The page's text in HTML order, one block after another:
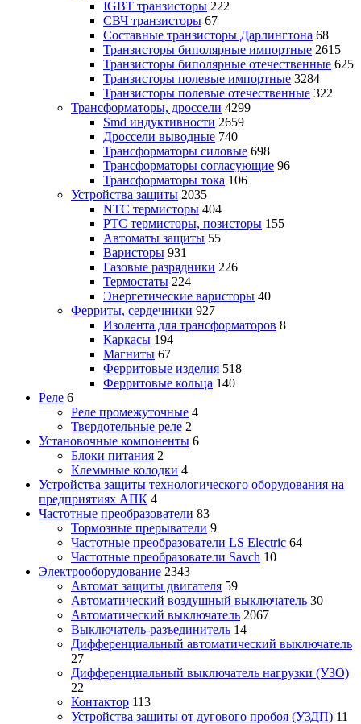
IGBT транзисторы 222
СВЧ транзисторы 67
Составные транзисторы Дарлингтона 68
Транзисторы биполярные импортные 2615
Транзисторы биполярные отечественные 625
Транзисторы полевые импортные 3284
Транзисторы полевые отечественные 322
Трансформаторы, дроссели 4299
Smd индуктивности 2659
Дроссели выводные 740
Трансформаторы силовые 698
Трансформаторы согласующие 96
Трансформаторы тока 106
Устройства защиты 2035
NTC термисторы 404
PTC термисторы, позисторы 155
Автоматы защиты 55
Варисторы 931
Газовые разрядники 226
Термостаты 224
Энергетические варисторы 40
Ферриты, сердечники 927
Изолента для трансформаторов 8
Каркасы 194
Магниты 67
Ферритовые изделия 518
Ферритовые кольца 140
Реле 6
Реле промежуточные 4
Твердотельные реле 2
Установочные компоненты 6
Блоки питания 2
Клеммные колодки 4
Устройства защиты технологического оборудования на
предприятиях АПК 4
Частотные преобразователи 83
Тормозные прерыватели 9
Частотные преобразователи LS Electric 64
Частотные преобразователи Savch 10
Электрооборудование 2343
Автомат защиты двигателя 59
Автоматический воздушный выключатель 30
Автоматический выключатель 2067
Выключатель-разъединитель 14
Дифференциальный автоматический выключатель
27
Дифференциальный выключатель нагрузки (УЗО)
22
Контактор 113
Устройства защиты от дугового пробоя (УЗДП) 11